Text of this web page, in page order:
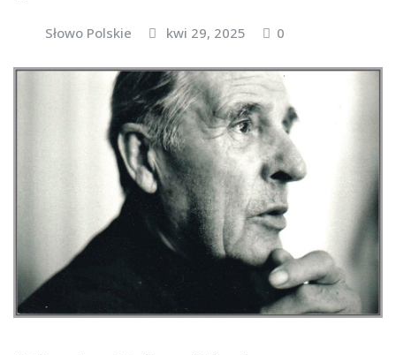
Słowo Polskie kwi 29, 2025 0